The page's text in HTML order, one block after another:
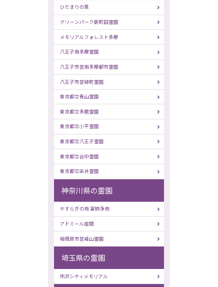
ひだまりの里
グリーンパーク新町田霊園
メモリアルフォレスト多摩
八王子南多摩霊園
八王子市営南多摩都市霊園
八王子市営緑町霊園
東京都立青山霊園
東京都立多磨霊園
東京都立小平霊園
東京都立八王子霊園
東京都立谷中霊園
東京都立染井霊園
神奈川県の霊園
やすらぎの苑 富鶴浄苑
アドミール座間
相模原市営峰山霊園
埼玉県の霊園
所沢シティメモリアル